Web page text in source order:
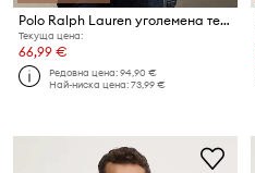
Polo Ralph Lauren уголемена тениска мъжка от памук
Текуща цена:
66,99 €
Редовна цена:94,90 €
Най-ниска цена:73,99 €